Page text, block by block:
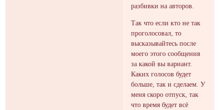
разбивки на авторов.
Так что если кто не так
проголосовал, то
высказывайтесь после
моего этого сообщения
за какой вы вариант.
Каких голосов будет
больше, так и сделаем. У
меня скоро отпуск, так
что время будет всё